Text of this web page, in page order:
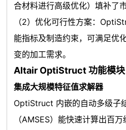
合材料进行高级优化）填补了市
（2）优化可行性方案：
能指标及制造约束，可满足优
变的加工需求。
Altair OptiStruct 功能模块
集成大规模特征值求解器
OptiStruct 内嵌的自动多级子
（AMSES）能快速计算出百